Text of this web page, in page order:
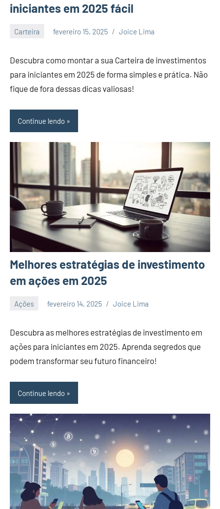
iniciantes em 2025 fácil
Carteira fevereiro 15, 2025 Joice Lima
Descubra como montar a sua Carteira de investimentos
para iniciantes em 2025 de forma simples e prática. Não
fique de fora dessas dicas valiosas!
Continue lendo
Melhores estratégias de investimento
em ações em 2025
Ações fevereiro 14, 2025 Joice Lima
Nenhum
Descubra as melhores estratégias de investimento em
ações para iniciantes em 2025. Aprenda segredos que
podem transformar seu futuro financeiro!
Continue lendo